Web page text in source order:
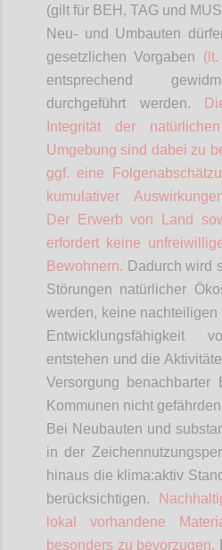
(gilt für BEH, TAG und
Neu- und Umbauten
gesetzlichen Vorgaben
entsprechend
durchgeführt werden.
Integrität der
Umgebung sind dabei zu
ggf. eine
kumulativer
Der Erwerb von Land
erfordert keine
Bewohnern. Dadurch wird
Störungen natürlicher
werden, keine
Entwicklungsfähigkeit
entstehen und die
Versorgung benachbarter
Kommunen nicht
Bei Neubauten und
in der
hinaus die klima:aktiv
berücksichtigen.
lokal vorhandene
besonders zu bevorzugen.